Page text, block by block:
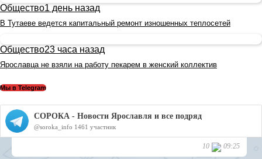
Общество1 день назад
В Тутаеве ведется капитальный ремонт изношенных теплосетей
Общество23 часа назад
Ярославца не взяли на работу пекарем в женский коллектив
Мы в Telegram